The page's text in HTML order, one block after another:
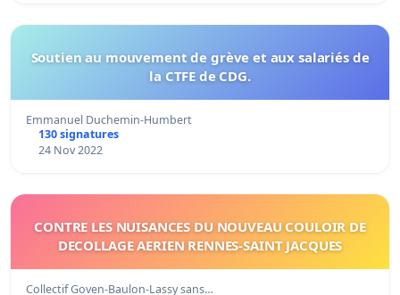
Soutien au mouvement de grève et aux salariés de
la CTFE de CDG.
Emmanuel Duchemin-Humbert
130 signatures
24 Nov 2022
CONTRE LES NUISANCES DU NOUVEAU COULOIR DE
DECOLLAGE AERIEN RENNES-SAINT JACQUES
Collectif Goven-Baulon-Lassy sans…